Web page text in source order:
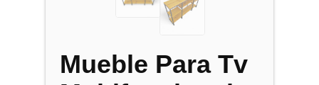
Mueble Para Tv